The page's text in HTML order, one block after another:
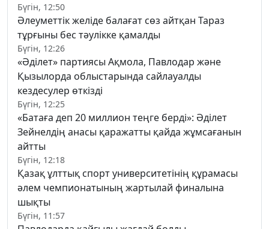
Бүгін, 12:50
Әлеуметтік желіде балағат сөз айтқан Тараз
тұрғыны бес тәулікке қамалды
Бүгін, 12:26
«Әділет» партиясы Ақмола, Павлодар және
Қызылорда облыстарында сайлауалды
кездесулер өткізді
Бүгін, 12:25
«Батаға деп 20 миллион теңге берді»: Әділет
Зейнелдің анасы қаражатты қайда жұмсағанын
айтты
Бүгін, 12:18
Қазақ ұлттық спорт университетінің құрамасы
әлем чемпионатының жартылай финалына
шықты
Бүгін, 11:57